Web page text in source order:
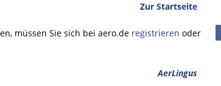
Zur Startseite
müssen Sie sich bei aero.de registrieren oder
AerLingus